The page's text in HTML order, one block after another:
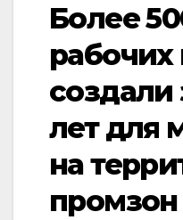
Более
рабочих
создали
лет для
на
промзон